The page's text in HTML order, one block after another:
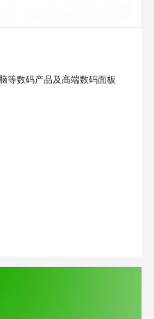
等数码产品及高端数码面板